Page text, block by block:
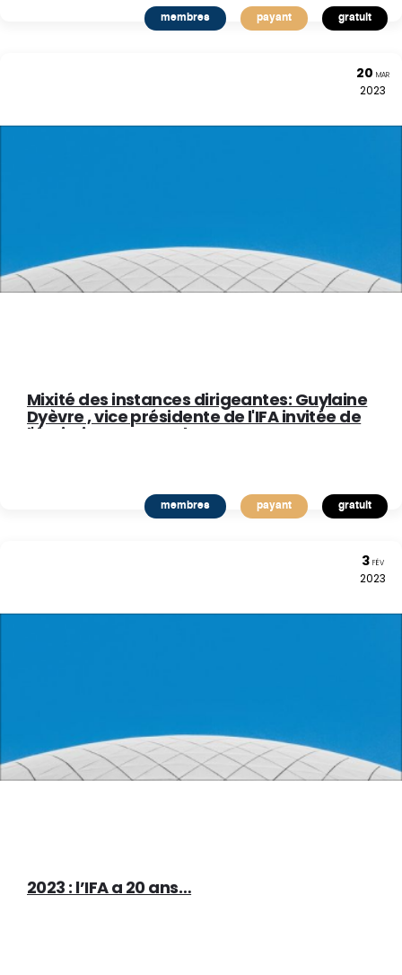
membres payant gratuit
20 MAR
2023
Mixité des instances dirigeantes: Guylaine
Dyèvre , vice présidente de l'IFA invitée de
l'émission Smart Job, pour partager sa
membres payant gratuit
3 FÉV
2023
2023 : l’IFA a 20 ans…